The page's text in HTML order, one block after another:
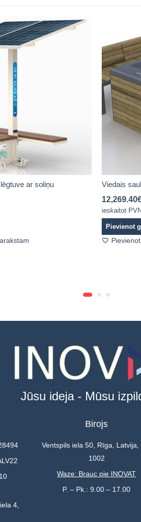
ar soliņu
Viedais
12,269.40
ieskaitot PVN
Pievienot
Jūsu ideja - Mūsu
4,
Birojs
Ventspils iela 50, Rīga, Latvija,
1002
Waze: Brauc pie INOVAT
P. – Pk.: 9.00 – 17.00